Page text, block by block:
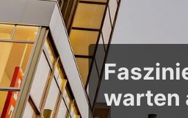
warten